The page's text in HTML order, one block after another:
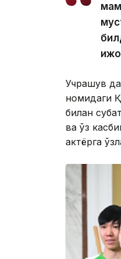
Учрашув
номидаги
билан
ва ўз
актёрга